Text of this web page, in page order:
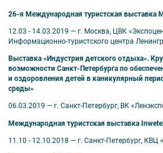
26-я Международная туристская выставка
12.03 - 14.03.2019 — г. Москва, ЦВК
Информационно-туристского центра
Выставка «Индустрия детского отдыха».
возможности Санкт-Петербурга по
и оздоровления детей в каникулярный
среды»
06.03.2019 — г. Санкт-Петербург, ВК
Международная туристская выставка
11.10 - 12.10.2018 — г. Санкт-Петербург, КВЦ